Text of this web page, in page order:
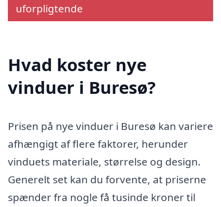
uforpligtende
Hvad koster nye
vinduer i Buresø?
Prisen på nye vinduer i Buresø kan variere
afhængigt af flere faktorer, herunder
vinduets materiale, størrelse og design.
Generelt set kan du forvente, at priserne
spænder fra nogle få tusinde kroner til